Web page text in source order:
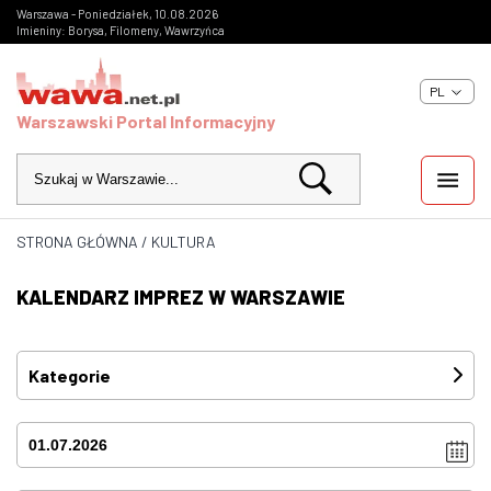
Warszawa - Poniedziałek, 10.08.2026
Imieniny: Borysa, Filomeny, Wawrzyńca
Warszawski Portal Informacyjny
PL
WIADOMOŚCI
INWESTYCJE
IMPREZY
KULTURA
ZDJĘCIA
STRONA GŁÓWNA / KULTURA
KALENDARZ IMPREZ W WARSZAWIE
Kategorie
Festiwale
(0)
(0)